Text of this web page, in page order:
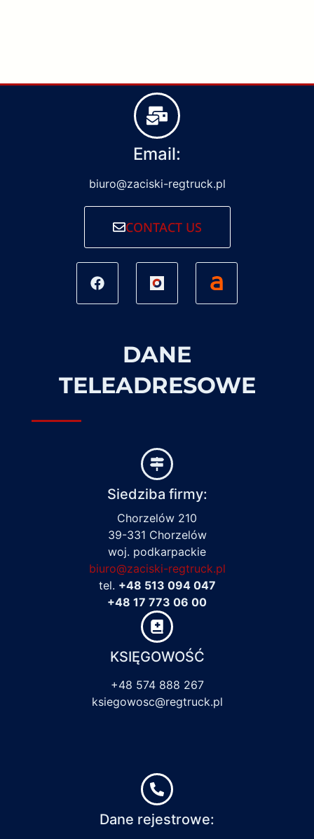
Email:
biuro@zaciski-regtruck.pl
CONTACT US
DANE
TELEADRESOWE
Siedziba firmy:
Chorzelów 210
39-331 Chorzelów
woj. podkarpackie
biuro@zaciski-regtruck.pl
tel. +48 513 094 047
+48 17 773 06 00
KSIĘGOWOŚĆ
+48 574 888 267
ksiegowosc@regtruck.pl
Dane rejestrowe: